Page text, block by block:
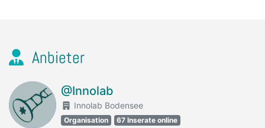
Anbieter
@Innolab
Innolab Bodensee
Organisation 67 Inserate online